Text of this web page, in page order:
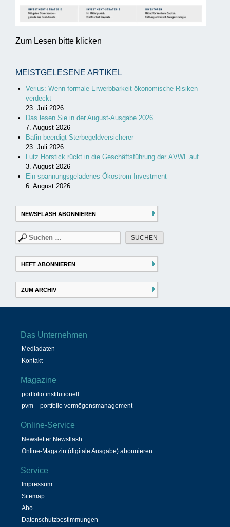
Zum Lesen bitte klicken
MEISTGELESENE ARTIKEL
Verius: Wenn formale Erwerbbarkeit ökonomische Risiken
verdeckt
23. Juli 2026
Das lesen Sie in der August-Ausgabe 2026
7. August 2026
Bafin beerdigt Sterbegeldversicherer
23. Juli 2026
Lutz Horstick rückt in die Geschäftsführung der ÄVWL auf
3. August 2026
Ein spannungsgeladenes Ökostrom-Investment
6. August 2026
NEWSFLASH ABONNIEREN
Suchen
nach:
HEFT ABONNIEREN
ZUM ARCHIV
Das Unternehmen
Mediadaten
Kontakt
Magazine
portfolio institutionell
pvm – portfolio vermögensmanagement
Online-Service
Newsletter Newsflash
Online-Magazin (digitale Ausgabe) abonnieren
Service
Impressum
Sitemap
Abo
Datenschutzbestimmungen